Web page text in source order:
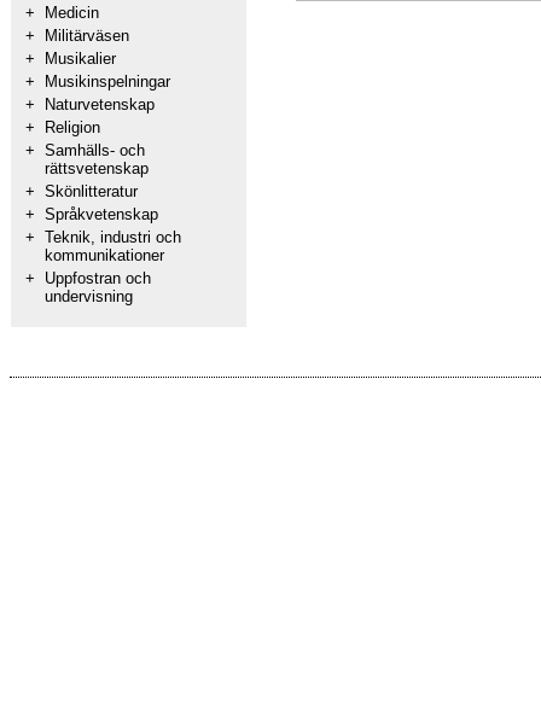
+
Medicin
+
Militärväsen
+
Musikalier
+
Musikinspelningar
+
Naturvetenskap
+
Religion
+ Samhälls- och
rättsvetenskap
+ Skönlitteratur
+ Språkvetenskap
+ Teknik, industri och
kommunikationer
+
Uppfostran och
undervisning